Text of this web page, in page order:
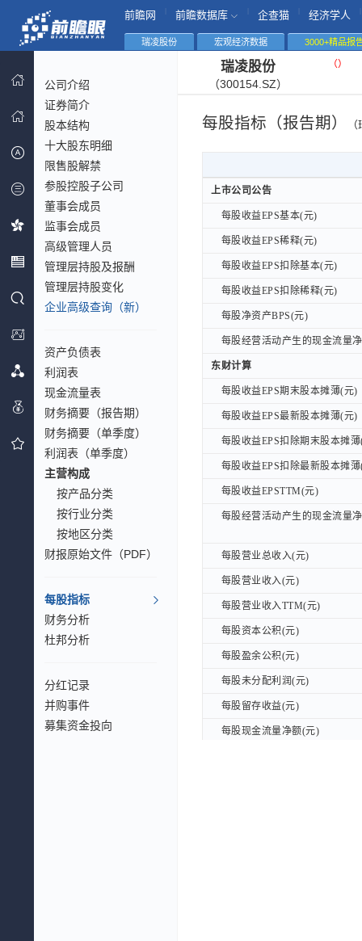
前瞻网 前瞻数据库 企查猫 经济学人
瑞凌股份 宏观经济数据 3000+精品报
公司介绍
证券简介
股本结构
十大股东明细
限售股解禁
参股控股子公司
董事会成员
监事会成员
高级管理人员
管理层持股及报酬
管理层持股变化
企业高级查询（新）
资产负债表
利润表
现金流量表
财务摘要（报告期）
财务摘要（单季度）
利润表（单季度）
主营构成
按产品分类
按行业分类
按地区分类
财报原始文件（PDF）
每股指标
财务分析
杜邦分析
分红记录
并购事件
募集资金投向
瑞凌股份
（300154.SZ）
（）
每股指标（报告期）
上市公司公告
每股收益EPS基本(元)
每股收益EPS稀释(元)
每股收益EPS扣除基本(元)
每股收益EPS扣除稀释(元)
每股净资产BPS(元)
每股经营活动产生的现金流量
东财计算
每股收益EPS期末股本摊薄(元)
每股收益EPS最新股本摊薄(元)
每股收益EPS扣除期末股本摊
每股收益EPS扣除最新股本摊
每股收益EPSTTM(元)
每股经营活动产生的现金流量
每股营业总收入(元)
每股营业收入(元)
每股营业收入TTM(元)
每股资本公积(元)
每股盈余公积(元)
每股未分配利润(元)
每股留存收益(元)
每股现金流量净额(元)
上市公司公告
每股收益EPS基本(元)
每股收益EPS稀释(元)
每股收益EPS扣除基本(元)
每股收益EPS扣除稀释(元)
每股净资产BPS(元)
每股经营活动产生的现金流量
东财计算
每股收益EPS期末股本摊薄(元)
每股收益EPS最新股本摊薄(元)
每股收益EPS扣除期末股本摊
每股收益EPS扣除最新股本摊
每股收益EPSTTM(元)
每股经营活动产生的现金流量
每股营业总收入(元)
每股营业收入(元)
每股营业收入TTM(元)
每股资本公积(元)
每股盈余公积(元)
每股未分配利润(元)
每股留存收益(元)
每股现金流量净额(元)